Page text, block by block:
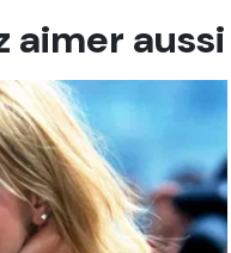
aimer aussi